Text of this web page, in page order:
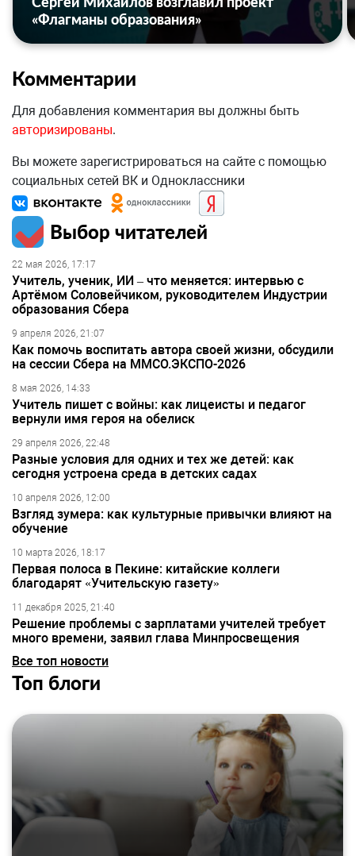
«Флагманы образования»
Комментарии
Для добавления комментария вы должны быть
авторизированы.
Вы можете зарегистрироваться на сайте с помощью
социальных сетей ВК и Одноклассники
Выбор читателей
22 мая 2026, 17:17
Учитель, ученик, ИИ – что меняется: интервью с
Артёмом Соловейчиком, руководителем Индустрии
образования Сбера
9 апреля 2026, 21:07
Как помочь воспитать автора своей жизни, обсудили
на сессии Сбера на ММСО.ЭКСПО-2026
8 мая 2026, 14:33
Учитель пишет с войны: как лицеисты и педагог
вернули имя героя на обелиск
29 апреля 2026, 22:48
Разные условия для одних и тех же детей: как
сегодня устроена среда в детских садах
10 апреля 2026, 12:00
Взгляд зумера: как культурные привычки влияют на
обучение
10 марта 2026, 18:17
Первая полоса в Пекине: китайские коллеги
благодарят «Учительскую газету»
11 декабря 2025, 21:40
Решение проблемы с зарплатами учителей требует
много времени, заявил глава Минпросвещения
Все топ новости
Топ блоги